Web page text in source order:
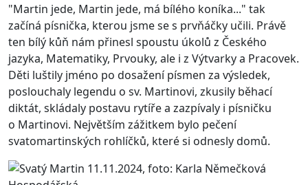
"Martin jede, Martin jede, má bílého koníka..." tak
začíná písnička, kterou jsme se s prvňáčky učili. Právě
ten bílý kůň nám přinesl spoustu úkolů z Českého
jazyka, Matematiky, Prvouky, ale i z Výtvarky a Pracovek.
Děti luštily jméno po dosažení písmen za výsledek,
poslouchaly legendu o sv. Martinovi, zkusily běhací
diktát, skládaly postavu rytíře a zazpívaly i písničku
o Martinovi. Největším zážitkem bylo pečení
svatomartinských rohlíčků, které si odnesly domů.